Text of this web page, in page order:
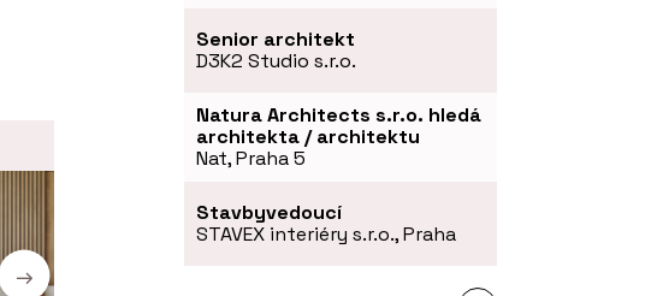
Senior architekt
D3K2 Studio s.r.o.
Natura Architects s.r.o. hledá
architekta / architektu
Nat, Praha 5
Stavbyvedoucí
STAVEX interiéry s.r.o., Praha